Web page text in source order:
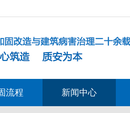
流程 新闻中心